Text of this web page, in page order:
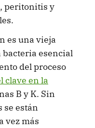
peritonitis y
es una vieja
bacteria esencial
del proceso
clave en la
B y K. Sin
se están
vez más